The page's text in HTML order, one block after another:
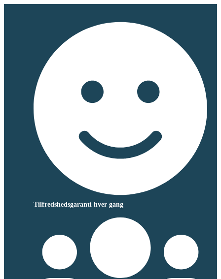
Tilfredshedsgaranti hver gang